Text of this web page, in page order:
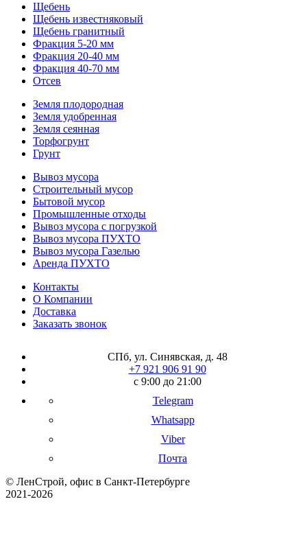
Щебень
Щебень известняковый
Щебень гранитный
Фракция 5-20 мм
Фракция 20-40 мм
Фракция 40-70 мм
Отсев
Земля плодородная
Земля удобренная
Земля сеянная
Торфогрунт
Грунт
Вывоз мусора
Строительный мусор
Бытовой мусор
Промышленные отходы
Вывоз мусора с погрузкой
Вывоз мусора ПУХТО
Вывоз мусора Газелью
Аренда ПУХТО
Контакты
О Компании
Доставка
Заказать звонок
СПб, ул. Синявская, д. 48
+7 921 906 91 90
с 9:00 до 21:00
Telegram
Whatsapp
Viber
Почта
© ЛенСтрой, офис в Санкт-Петербурге
2021-2026